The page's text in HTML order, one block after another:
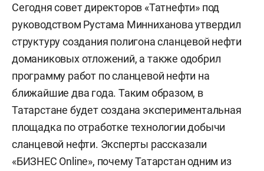
Сегодня совет директоров «Татнефти» под
руководством Рустама Минниханова утвердил
структуру создания полигона сланцевой нефти
доманиковых отложений, а также одобрил
программу работ по сланцевой нефти на
ближайшие два года. Таким образом, в
Татарстане будет создана экспериментальная
площадка по отработке технологии добычи
сланцевой нефти. Эксперты рассказали
«БИЗНЕС Online», почему Татарстан одним из